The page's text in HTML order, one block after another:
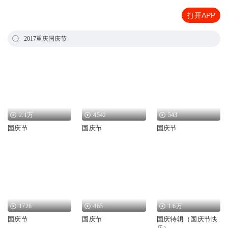
打开APP
2017重庆国庆节
2.1万
国庆节
4542
国庆节
543
国庆节
1726
国庆节
465
国庆节
1.6万
国庆特辑（国庆节快